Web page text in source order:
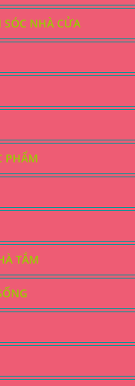
SÓC NHÀ CỬA
PHẨM
TẮM